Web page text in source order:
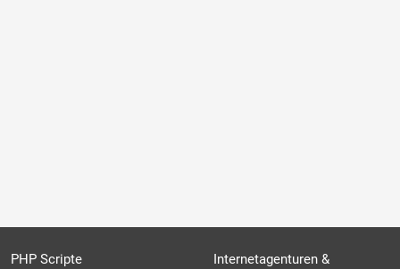
PHP Scripte
Internetagenturen &